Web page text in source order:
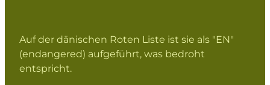
Auf der dänischen Roten Liste ist sie als "EN"
(endangered) aufgeführt, was bedroht
entspricht.